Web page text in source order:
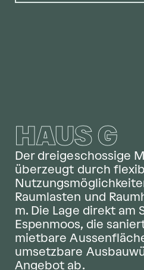
HAUS G
Der dreigeschossige
überzeugt durch
Raumlasten und
m. Die Lage direkt am
Espenmoos, die
mietbare
umsetzbare
Angebot ab.